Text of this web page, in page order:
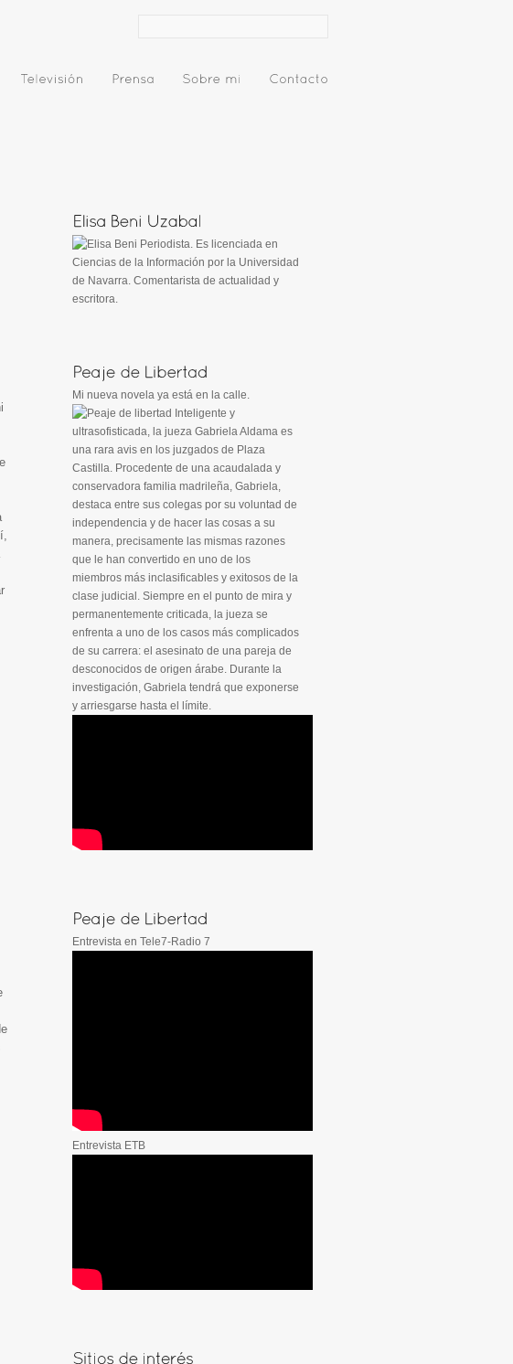
Periodista. Es licenciada en
Ciencias de la Información por la Universidad
de Navarra. Comentarista de actualidad y
escritora.
Mi nueva novela ya está en la calle.
Inteligente y
ultrasofisticada, la jueza Gabriela Aldama es
una rara avis en los juzgados de Plaza
Castilla. Procedente de una acaudalada y
conservadora familia madrileña, Gabriela,
destaca entre sus colegas por su voluntad de
independencia y de hacer las cosas a su
manera, precisamente las mismas razones
que le han convertido en uno de los
miembros más inclasificables y exitosos de la
clase judicial. Siempre en el punto de mira y
permanentemente criticada, la jueza se
enfrenta a uno de los casos más complicados
de su carrera: el asesinato de una pareja de
desconocidos de origen árabe. Durante la
investigación, Gabriela tendrá que exponerse
y arriesgarse hasta el límite.
Entrevista en Tele7-Radio 7
Entrevista ETB